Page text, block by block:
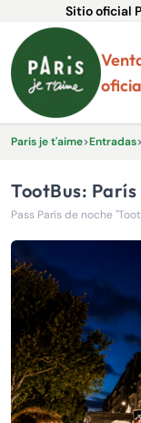
Sitio oficial
Venta de entradas
Paris je t'aime>Entradas>
TootBus:
Pass París de noche